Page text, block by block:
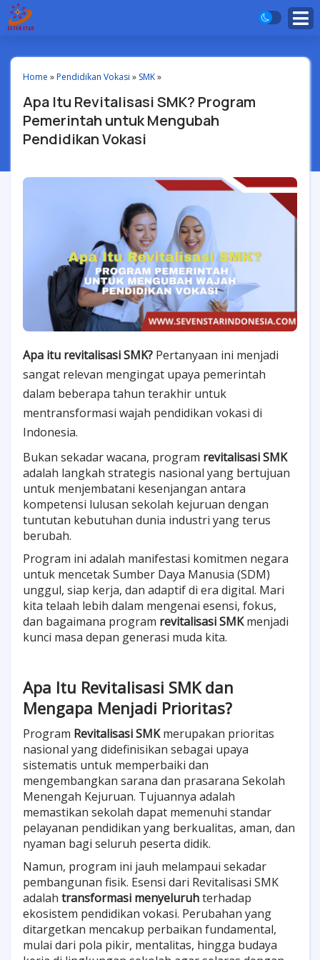
Home »Pendidikan Vokasi » SMK»
Apa Itu Revitalisasi SMK? Program
Pemerintah untuk Mengubah
Pendidikan Vokasi
Apa itu revitalisasi SMK? Pertanyaan ini menjadi
sangat relevan mengingat upaya pemerintah
dalam beberapa tahun terakhir untuk
mentransformasi wajah pendidikan vokasi di
Indonesia.
Bukan sekadar wacana, program revitalisasi SMK
adalah langkah strategis nasional yang bertujuan
untuk menjembatani kesenjangan antara
kompetensi lulusan sekolah kejuruan dengan
tuntutan kebutuhan dunia industri yang terus
berubah.
Program ini adalah manifestasi komitmen negara
untuk mencetak Sumber Daya Manusia (SDM)
unggul, siap kerja, dan adaptif di era digital. Mari
kita telaah lebih dalam mengenai esensi, fokus,
dan bagaimana program revitalisasi SMKmenjadi
kunci masa depan generasi muda kita.
Apa Itu Revitalisasi SMK dan
Mengapa Menjadi Prioritas?
Program Revitalisasi SMKmerupakan prioritas
nasional yang didefinisikan sebagai upaya
sistematis untuk memperbaiki dan
mengembangkan sarana dan prasarana Sekolah
Menengah Kejuruan. Tujuannya adalah
memastikan sekolah dapat memenuhi standar
pelayanan pendidikan yang berkualitas, aman, dan
nyaman bagi seluruh peserta didik.
Namun, program ini jauh melampaui sekadar
pembangunan fisik. Esensi dari Revitalisasi SMK
adalah transformasi menyeluruhterhadap
ekosistem pendidikan vokasi. Perubahan yang
ditargetkan mencakup perbaikan fundamental,
mulai dari pola pikir, mentalitas, hingga budaya